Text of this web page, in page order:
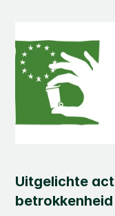
Uitgelichte